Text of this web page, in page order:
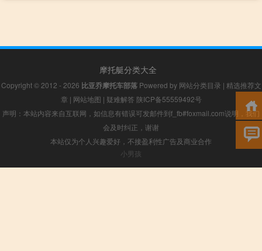
摩托艇分类大全
Copyright © 2012 - 2026 比亚乔摩托车部落Powered by 网站分类目录 | 精选推荐文
章 | 网站地图 | 疑难解答 陕ICP备55559492号
声明：本站内容来自互联网，如信息有错误可发邮件到f_fb#foxmail.com说明，我们
会及时纠正，谢谢
本站仅为个人兴趣爱好，不接盈利性广告及商业合作
小男孩